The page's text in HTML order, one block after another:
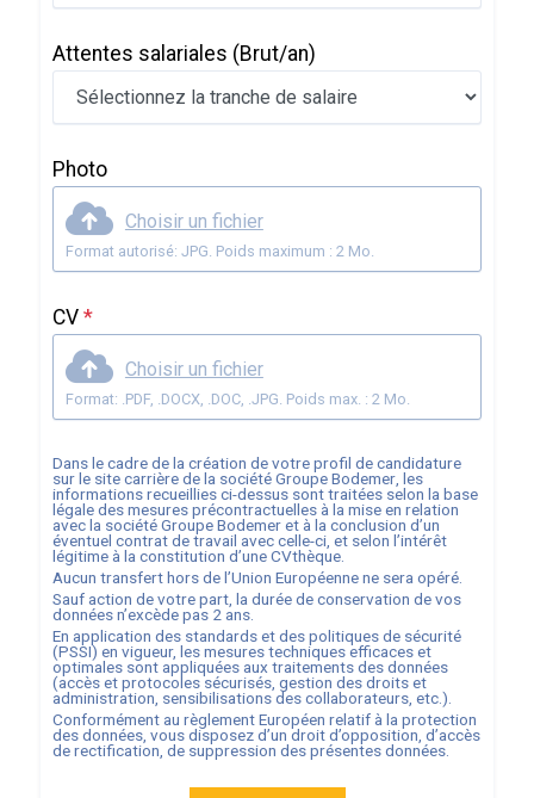
Attentes salariales (Brut/an)
Photo
Choisir un fichier
Format autorisé: JPG. Poids maximum : 2 Mo.
CV *
Choisir un fichier
Format: .PDF, .DOCX, .DOC, .JPG. Poids max. : 2 Mo.
Dans le cadre de la création de votre profil de candidature
sur le site carrière de la sociétéGroupe Bodemer, les
informations recueillies ci-dessus sont traitées selon la base
légale des mesures précontractuelles à la mise en relation
avec la sociétéGroupe Bodemeret à la conclusion d’un
éventuel contrat de travail avec celle-ci, et selon l’intérêt
légitime à la constitution d’une CVthèque.
Aucun transfert hors de l’Union Européenne ne sera opéré.
Sauf action de votre part, la durée de conservation de vos
données n’excède pas 2 ans.
En application des standards et des politiques de sécurité
(PSSI) en vigueur, les mesures techniques efficaces et
optimales sont appliquées aux traitements des données
(accès et protocoles sécurisés, gestion des droits et
administration, sensibilisations des collaborateurs, etc.).
Conformément au règlement Européen relatif à la protection
des données, vous disposez d’un droit d’opposition, d’accès
de rectification, de suppression des présentes données.